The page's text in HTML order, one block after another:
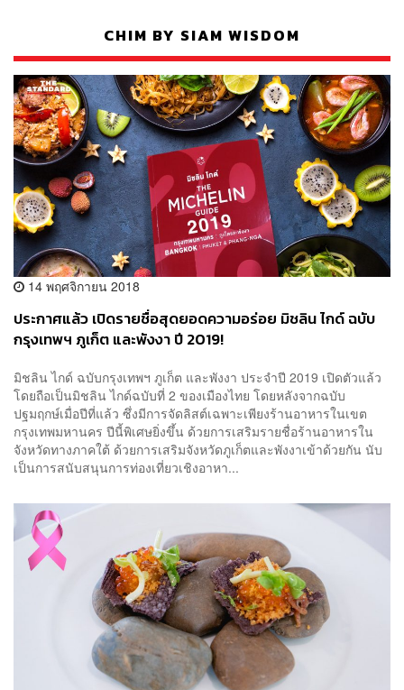
CHIM BY SIAM WISDOM
14 พฤศจิกายน 2018
ประกาศแล้ว เปิดรายชื่อสุดยอดความอร่อย มิชลิน ไกด์ ฉบับ
กรุงเทพฯ ภูเก็ต และพังงา ปี 2019!
มิชลิน ไกด์ ฉบับกรุงเทพฯ ภูเก็ต และพังงา ประจำปี 2019 เปิดตัวแล้ว
โดยถือเป็นมิชลิน ไกด์ฉบับที่ 2 ของเมืองไทย โดยหลังจากฉบับ
ปฐมฤกษ์เมื่อปีที่แล้ว ซึ่งมีการจัดลิสต์เฉพาะเพียงร้านอาหารในเขต
กรุงเทพมหานคร ปีนี้พิเศษยิ่งขึ้น ด้วยการเสริมรายชื่อร้านอาหารใน
จังหวัดทางภาคใต้ ด้วยการเสริมจังหวัดภูเก็ตและพังงาเข้าด้วยกัน นับ
เป็นการสนับสนุนการท่องเที่ยวเชิงอาหา...